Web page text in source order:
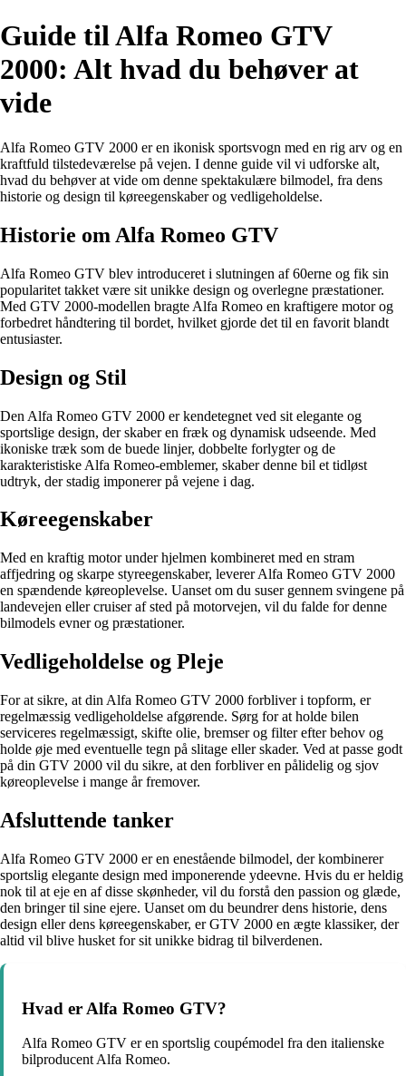
Guide til Alfa Romeo GTV
2000: Alt hvad du behøver at
vide
Alfa Romeo GTV 2000 er en ikonisk sportsvogn med en rig arv og en
kraftfuld tilstedeværelse på vejen. I denne guide vil vi udforske alt,
hvad du behøver at vide om denne spektakulære bilmodel, fra dens
historie og design til køreegenskaber og vedligeholdelse.
Historie om Alfa Romeo GTV
Alfa Romeo GTV blev introduceret i slutningen af 60erne og fik sin
popularitet takket være sit unikke design og overlegne præstationer.
Med GTV 2000-modellen bragte Alfa Romeo en kraftigere motor og
forbedret håndtering til bordet, hvilket gjorde det til en favorit blandt
entusiaster.
Design og Stil
Den Alfa Romeo GTV 2000 er kendetegnet ved sit elegante og
sportslige design, der skaber en fræk og dynamisk udseende. Med
ikoniske træk som de buede linjer, dobbelte forlygter og de
karakteristiske Alfa Romeo-emblemer, skaber denne bil et tidløst
udtryk, der stadig imponerer på vejene i dag.
Køreegenskaber
Med en kraftig motor under hjelmen kombineret med en stram
affjedring og skarpe styreegenskaber, leverer Alfa Romeo GTV 2000
en spændende køreoplevelse. Uanset om du suser gennem svingene på
landevejen eller cruiser af sted på motorvejen, vil du falde for denne
bilmodels evner og præstationer.
Vedligeholdelse og Pleje
For at sikre, at din Alfa Romeo GTV 2000 forbliver i topform, er
regelmæssig vedligeholdelse afgørende. Sørg for at holde bilen
serviceres regelmæssigt, skifte olie, bremser og filter efter behov og
holde øje med eventuelle tegn på slitage eller skader. Ved at passe godt
på din GTV 2000 vil du sikre, at den forbliver en pålidelig og sjov
køreoplevelse i mange år fremover.
Afsluttende tanker
Alfa Romeo GTV 2000 er en enestående bilmodel, der kombinerer
sportslig elegante design med imponerende ydeevne. Hvis du er heldig
nok til at eje en af disse skønheder, vil du forstå den passion og glæde,
den bringer til sine ejere. Uanset om du beundrer dens historie, dens
design eller dens køreegenskaber, er GTV 2000 en ægte klassiker, der
altid vil blive husket for sit unikke bidrag til bilverdenen.
Hvad er Alfa Romeo GTV?
Alfa Romeo GTV er en sportslig coupémodel fra den italienske
bilproducent Alfa Romeo.